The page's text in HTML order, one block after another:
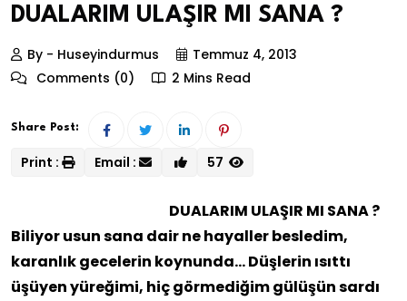
DUALARIM ULAŞIR MI SANA ?
By - Huseyindurmus
Temmuz 4, 2013
Comments (0)
2 Mins Read
Share Post:
Print : Email : 57
DUALARIM ULAŞIR MI SANA ?
Biliyor usun sana dair ne hayaller besledim,
karanlık gecelerin koynunda… Düşlerin ısıttı
üşüyen yüreğimi, hiç görmediğim gülüşün sardı